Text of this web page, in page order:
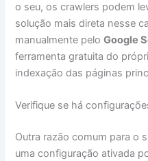
o seu, os crawlers podem
solução mais direta nesse
manualmente peloGoogle
ferramenta gratuita do
indexação das páginas
Verifique se há
Outra razão comum para o
uma configuração ativada